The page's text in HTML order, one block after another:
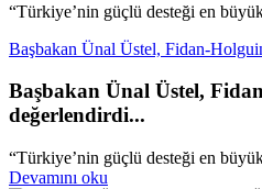
“Türkiye’nin güçlü desteği en
Başbakan Ünal Üstel, Fidan-
Başbakan Ünal Üstel,
değerlendirdi...
“Türkiye’nin güçlü desteği en
Devamını oku